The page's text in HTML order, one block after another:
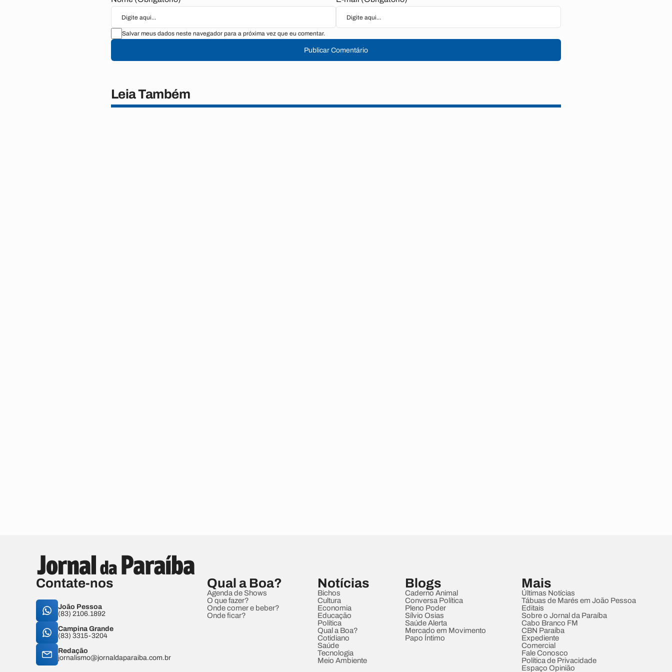
Salvar meus dados neste navegador para a próxima vez que eu comentar.
Publicar Comentário
Leia Também
Contate-nos
João Pessoa
(83) 2106.1892
Campina Grande
(83) 3315-3204
Redação
jornalismo@jornaldaparaiba.com.br
Qual a Boa?
Agenda de Shows
O que fazer?
Onde comer e beber?
Onde ficar?
Notícias
Bichos
Cultura
Economia
Educação
Política
Qual a Boa?
Cotidiano
Saúde
Tecnologia
Meio Ambiente
Blogs
Caderno Animal
Conversa Política
Pleno Poder
Sílvio Osias
Saúde Alerta
Mercado em Movimento
Papo Íntimo
Mais
Últimas Notícias
Tábuas de Marés em João Pessoa
Editais
Sobre o Jornal da Paraíba
Cabo Branco FM
CBN Paraíba
Expediente
Comercial
Fale Conosco
Política de Privacidade
Espaço Opinião